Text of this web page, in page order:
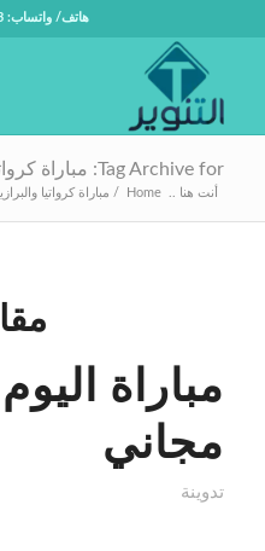
هاتف/ واتساب: 00972523934853
Tag Archive for: مباراة كرواتيا والبرازيل
أنت هنا .. Home
/ مباراة كرواتيا
مباراة
مجاني
تدوينة